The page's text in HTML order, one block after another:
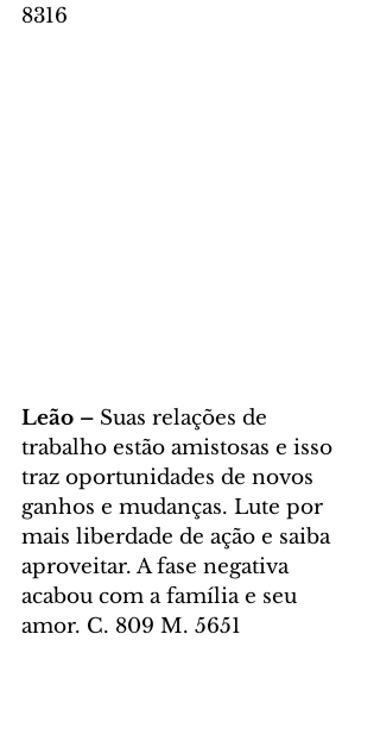
8316
Leão – Suas relações de
trabalho estão amistosas e isso
traz oportunidades de novos
ganhos e mudanças. Lute por
mais liberdade de ação e saiba
aproveitar. A fase negativa
acabou com a família e seu
amor. C. 809 M. 5651